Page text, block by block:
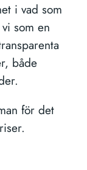
i vad som
som en
både
för det